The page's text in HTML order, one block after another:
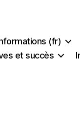
(fr)
et succès